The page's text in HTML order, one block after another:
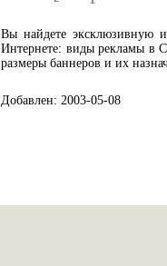
Вы найдете эксклюзивную
Интернете: виды рекламы в
размеры баннеров и их
Добавлен: 2003-05-08